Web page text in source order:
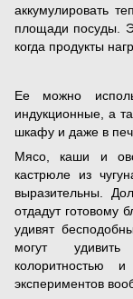
аккумулировать
площади посуды.
когда продукты
Ее можно
индукционные, а
шкафу и даже в
Мясо, каши и
кастрюле из
выразительны.
отдадут готовому
удивят
могут удивить
колоритностью
экспериментов